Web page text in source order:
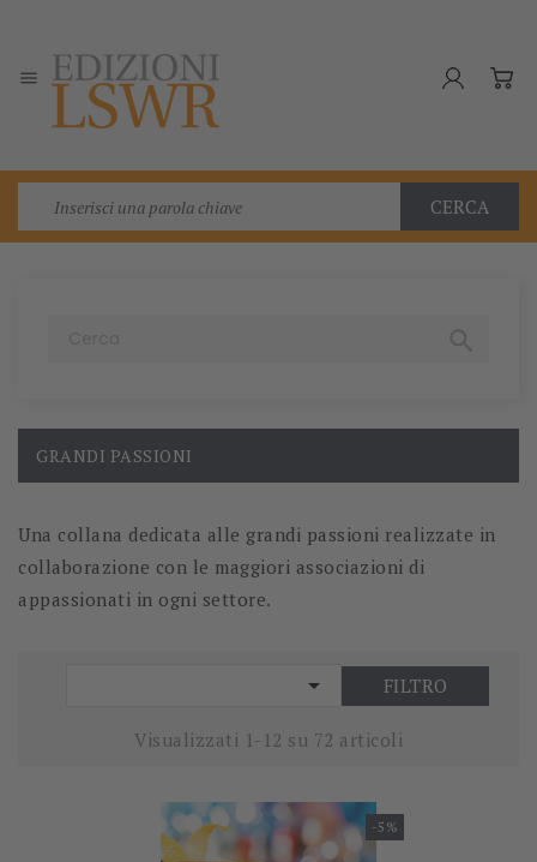

CERCA
GRANDI PASSIONI
Una collana dedicata alle grandi passioni realizzate in
collaborazione con le maggiori associazioni di
appassionati in ogni settore.
 FILTRO
Visualizzati 1-12 su 72 articoli
-5%